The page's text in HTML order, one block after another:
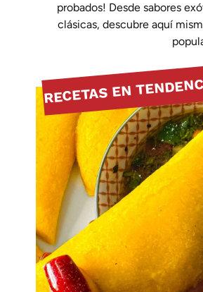
probados! Desde sabores
clásicas, descubre aquí
RECETAS EN